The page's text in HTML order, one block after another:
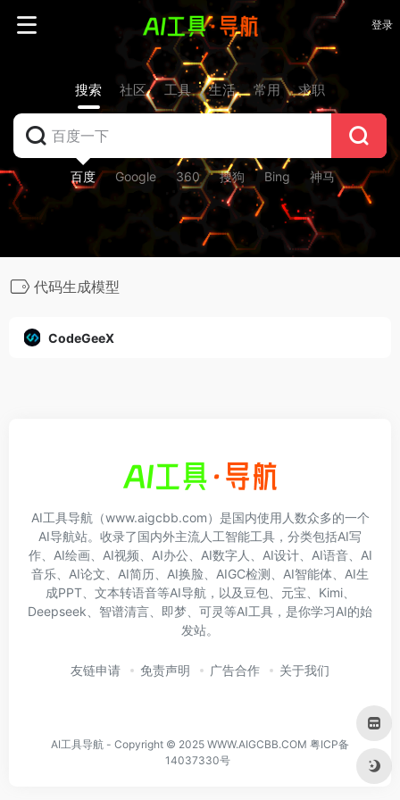
登录
搜索 社区 工具 生活 常用 求职
百度 Google 360 搜狗 Bing 神马
代码生成模型
CodeGeeX
AI工具导航（www.aigcbb.com）是国内使用人数众多的一个
AI导航站。收录了国内外主流人工智能工具，分类包括AI写
作、AI绘画、AI视频、AI办公、AI数字人、AI设计、AI语音、AI
音乐、AI论文、AI简历、AI换脸、AIGC检测、AI智能体、AI生
成PPT、文本转语音等AI导航，以及豆包、元宝、Kimi、
Deepseek、智谱清言、即梦、可灵等AI工具，是你学习AI的始
发站。
友链申请 免责声明 广告合作 关于我们
AI工具导航 - Copyright © 2025 WWW.AIGCBB.COM 粤ICP备
14037330号